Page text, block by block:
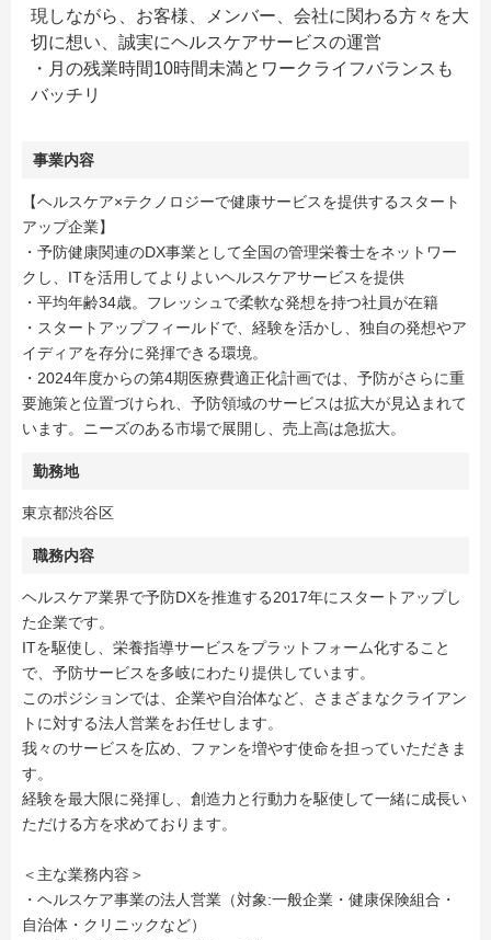
現しながら、お客様、メンバー、会社に関わる方々を大
切に想い、誠実にヘルスケアサービスの運営
・月の残業時間10時間未満とワークライフバランスも
バッチリ
事業内容
【ヘルスケア×テクノロジーで健康サービスを提供するスタート
アップ企業】
・予防健康関連のDX事業として全国の管理栄養士をネットワー
クし、ITを活用してよりよいヘルスケアサービスを提供
・平均年齢34歳。フレッシュで柔軟な発想を持つ社員が在籍
・スタートアップフィールドで、経験を活かし、独自の発想やア
イディアを存分に発揮できる環境。
・2024年度からの第4期医療費適正化計画では、予防がさらに重
要施策と位置づけられ、予防領域のサービスは拡大が見込まれて
います。ニーズのある市場で展開し、売上高は急拡大。
勤務地
東京都渋谷区
職務内容
ヘルスケア業界で予防DXを推進する2017年にスタートアップし
た企業です。
ITを駆使し、栄養指導サービスをプラットフォーム化すること
で、予防サービスを多岐にわたり提供しています。
このポジションでは、企業や自治体など、さまざまなクライアン
トに対する法人営業をお任せします。
我々のサービスを広め、ファンを増やす使命を担っていただきま
す。
経験を最大限に発揮し、創造力と行動力を駆使して一緒に成長い
ただける方を求めております。
＜主な業務内容＞
・ヘルスケア事業の法人営業（対象:一般企業・健康保険組合・
自治体・クリニックなど）